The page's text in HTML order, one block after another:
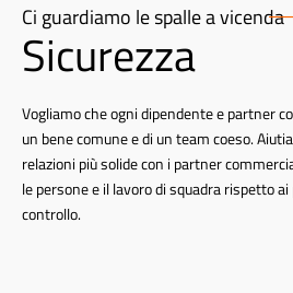
Ci guardiamo le spalle a vicenda
Sicurezza
Vogliamo che ogni dipendente e partner
un bene comune e di un team coeso.
relazioni più solide con i partner
le persone e il lavoro di squadra rispetto
controllo.